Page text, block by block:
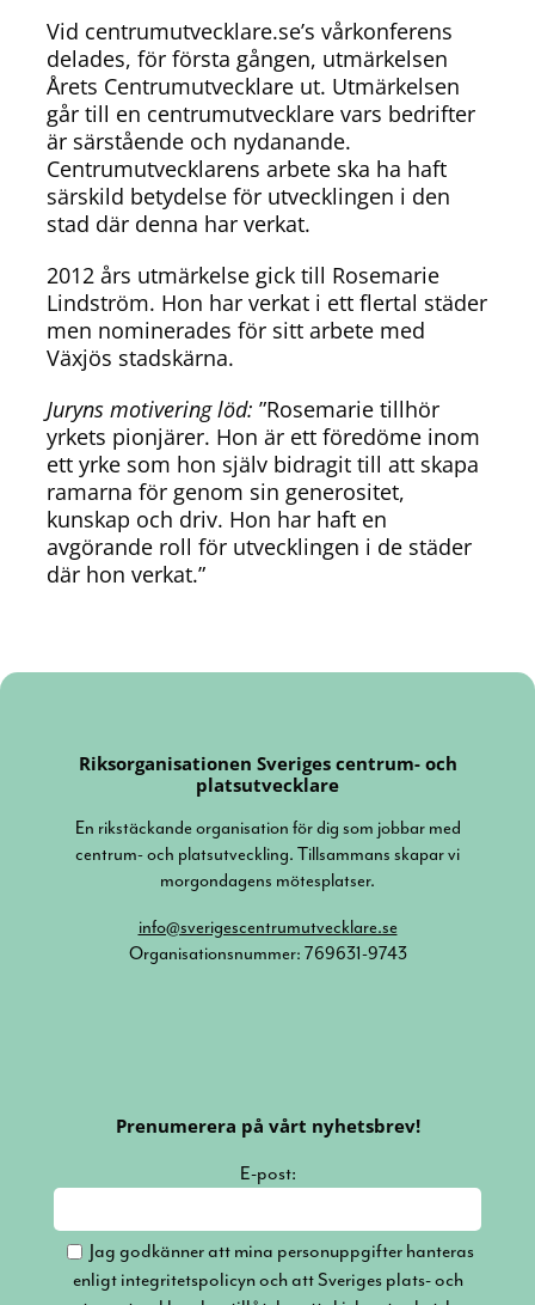
Vid centrumutvecklare.se’s vårkonferens
delades, för första gången, utmärkelsen
Årets Centrumutvecklare ut. Utmärkelsen
går till en centrumutvecklare vars bedrifter
är särstående och nydanande.
Centrumutvecklarens arbete ska ha haft
särskild betydelse för utvecklingen i den
stad där denna har verkat.
2012 års utmärkelse gick till Rosemarie
Lindström. Hon har verkat i ett flertal städer
men nominerades för sitt arbete med
Växjös stadskärna.
Juryns motivering löd: ”Rosemarie tillhör
yrkets pionjärer. Hon är ett föredöme inom
ett yrke som hon själv bidragit till att skapa
ramarna för genom sin generositet,
kunskap och driv. Hon har haft en
avgörande roll för utvecklingen i de städer
där hon verkat.”
Riksorganisationen Sveriges centrum- och
platsutvecklare
En rikstäckande organisation för dig som jobbar med
centrum- och platsutveckling. Tillsammans skapar vi
morgondagens mötesplatser.
info@sverigescentrumutvecklare.se
Organisationsnummer: 769631-9743
Prenumerera på vårt nyhetsbrev!
E-post:
Jag godkänner att mina personuppgifter hanteras
enligt integritetspolicyn och att Sveriges plats- och